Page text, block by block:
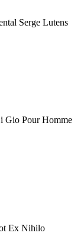
Serge Lutens
Gio Pour Homme
Ex Nihilo